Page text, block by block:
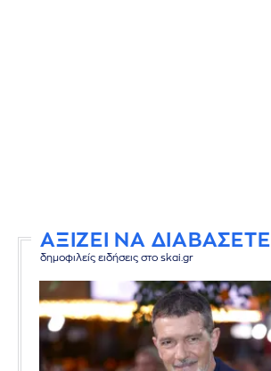
ΑΞΙΖΕΙ ΝΑ ΔΙΑΒΑΣΕΤΕ
δημοφιλείς ειδήσεις στο skai.gr